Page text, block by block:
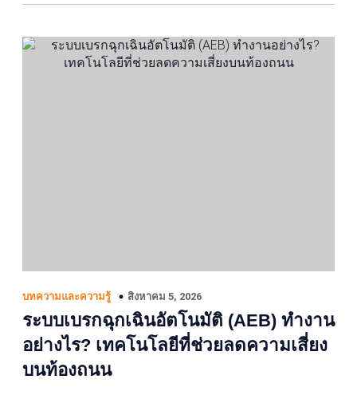
บทความและความรู้ สิงหาคม 5, 2026
ระบบเบรกฉุกเฉินอัตโนมัติ (AEB) ทำงาน
อย่างไร? เทคโนโลยีที่ช่วยลดความเสี่ยง
บนท้องถนน